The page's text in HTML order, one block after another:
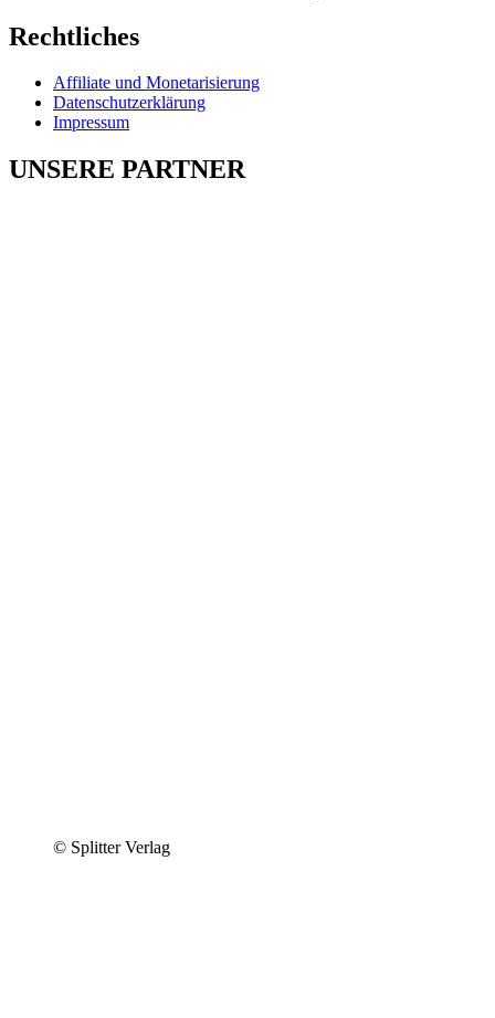
Rechtliches
Affiliate und Monetarisierung
Datenschutzerklärung
Impressum
UNSERE PARTNER
© Splitter Verlag